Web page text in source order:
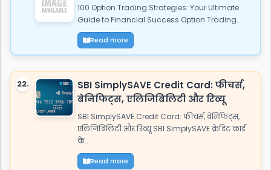
100 Option Trading Strategies: Your Ultimate
Guide to Financial Success Option Trading...
Read more
22.
SBI SimplySAVE Credit Card: फीचर्स,
बेनिफिट्स, एलिजिबिलिटी और रिव्यू
SBI SimplySAVE Credit Card: फीचर्स, बेनिफिट्स,
एलिजिबिलिटी और रिव्यू SBI SimplySAVE क्रेडिट कार्ड
के...
Read more